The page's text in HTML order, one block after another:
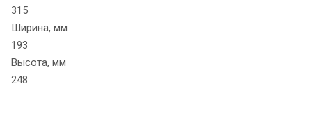
315
Ширина, мм
193
Высота, мм
248